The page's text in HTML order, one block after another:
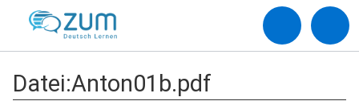
Datei:Anton01b.pdf